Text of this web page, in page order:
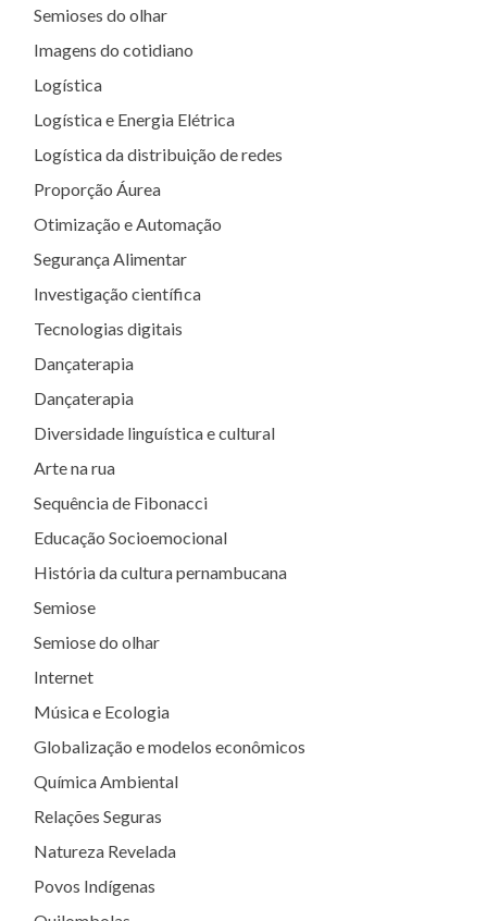
Semioses do olhar
Imagens do cotidiano
Logística
Logística e Energia Elétrica
Logística da distribuição de redes
Proporção Áurea
Otimização e Automação
Segurança Alimentar
Investigação científica
Tecnologias digitais
Dançaterapia
Dançaterapia
Diversidade linguística e cultural
Arte na rua
Sequência de Fibonacci
Educação Socioemocional
História da cultura pernambucana
Semiose
Semiose do olhar
Internet
Música e Ecologia
Globalização e modelos econômicos
Química Ambiental
Relações Seguras
Natureza Revelada
Povos Indígenas